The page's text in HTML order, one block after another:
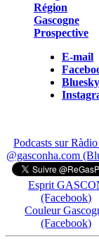
Région
Gascogne
Prospective
E-mail
Bluesky
Podcasts sur
@gasconha.com
Esprit
(Facebook)
Couleur
(Facebook)